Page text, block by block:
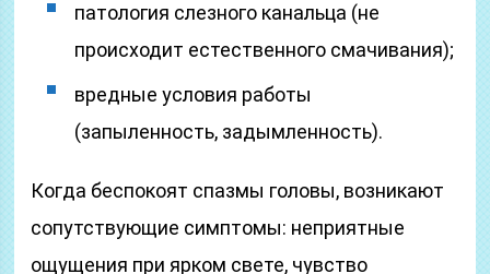
патология слезного канальца (не
происходит естественного смачивания);
вредные условия работы
(запыленность, задымленность).
Когда беспокоят спазмы головы, возникают
сопутствующие симптомы: неприятные
ощущения при ярком свете, чувство